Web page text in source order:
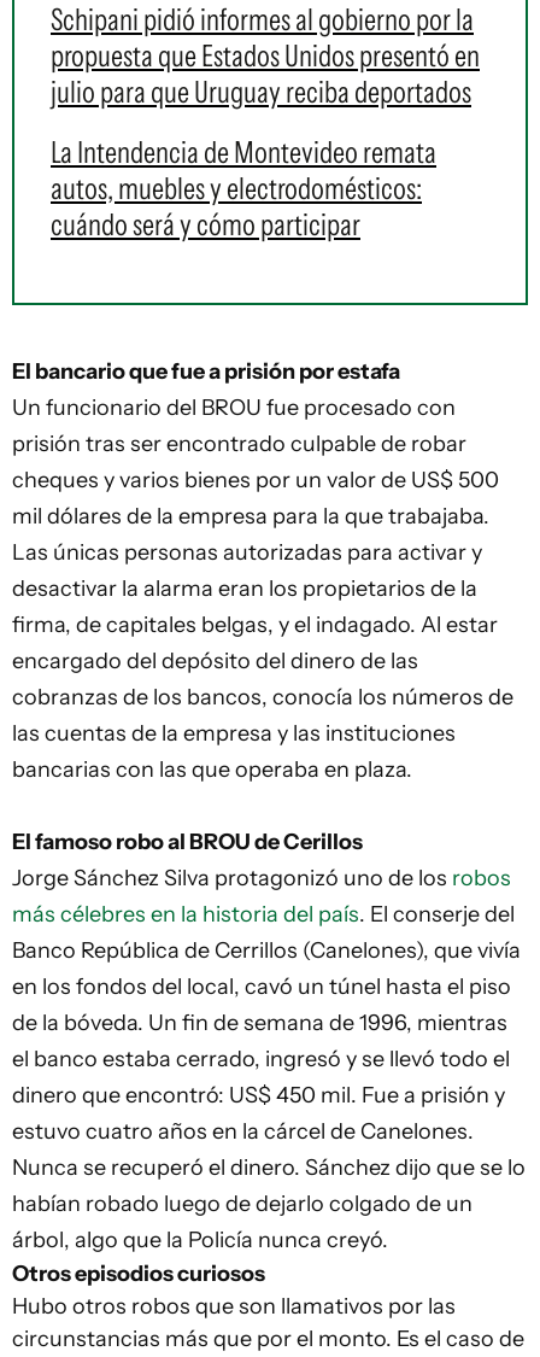
Schipani pidió informes al gobierno por la
propuesta que Estados Unidos presentó en
julio para que Uruguay reciba deportados
La Intendencia de Montevideo remata
autos, muebles y electrodomésticos:
cuándo será y cómo participar
El bancario que fue a prisión por estafa
Un funcionario del BROU fue procesado con
prisión tras ser encontrado culpable de robar
cheques y varios bienes por un valor de US$ 500
mil dólares de la empresa para la que trabajaba.
Las únicas personas autorizadas para activar y
desactivar la alarma eran los propietarios de la
firma, de capitales belgas, y el indagado. Al estar
encargado del depósito del dinero de las
cobranzas de los bancos, conocía los números de
las cuentas de la empresa y las instituciones
bancarias con las que operaba en plaza.
El famoso robo al BROU de Cerillos
Jorge Sánchez Silva protagonizó uno de los robos
más célebres en la historia del país. El conserje del
Banco República de Cerrillos (Canelones), que vivía
en los fondos del local, cavó un túnel hasta el piso
de la bóveda. Un fin de semana de 1996, mientras
el banco estaba cerrado, ingresó y se llevó todo el
dinero que encontró: US$ 450 mil. Fue a prisión y
estuvo cuatro años en la cárcel de Canelones.
Nunca se recuperó el dinero. Sánchez dijo que se lo
habían robado luego de dejarlo colgado de un
árbol, algo que la Policía nunca creyó.
Otros episodios curiosos
Hubo otros robos que son llamativos por las
circunstancias más que por el monto. Es el caso de